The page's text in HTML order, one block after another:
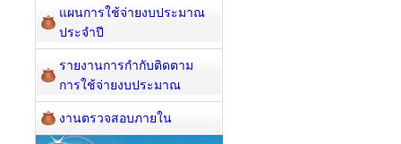
แผนการใช้จ่ายงบประมาณ
ประจำปี
รายงานการกำกับติดตาม
การใช้จ่ายงบประมาณ
งานตรวจสอบภายใน